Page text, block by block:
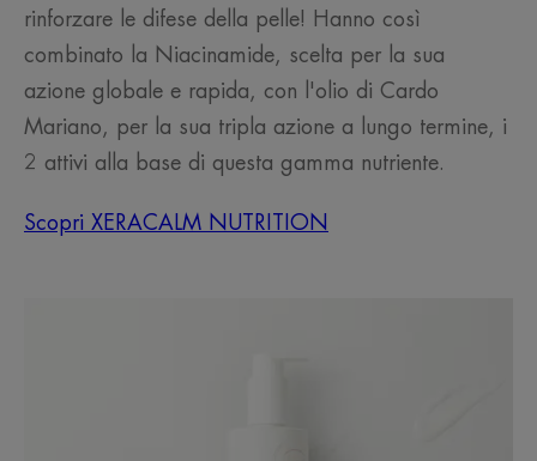
rinforzare le difese della pelle! Hanno così
combinato la Niacinamide, scelta per la sua
azione globale e rapida, con l'olio di Cardo
Mariano, per la sua tripla azione a lungo termine, i
2 attivi alla base di questa gamma nutriente.
Scopri XERACALM NUTRITION